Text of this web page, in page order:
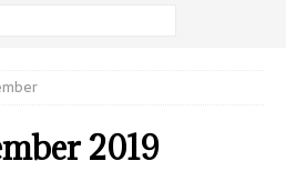
2019